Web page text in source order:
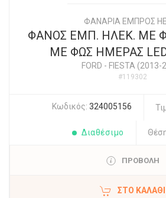
ΦΑΝΑΡΙΑ ΕΜΠΡΟΣ
ΦΑΝΟΣ ΕΜΠ. ΗΛΕΚ. ΜΕ
ΜΕ ΦΩΣ ΗΜΕΡΑΣ
FORD - FIESTA (2013-
#119302
Κωδικός: 324005156
Διαθέσιμο
ΠΡΟΒΟΛΗ
ΣΤΟ ΚΑΛΆΘΙ